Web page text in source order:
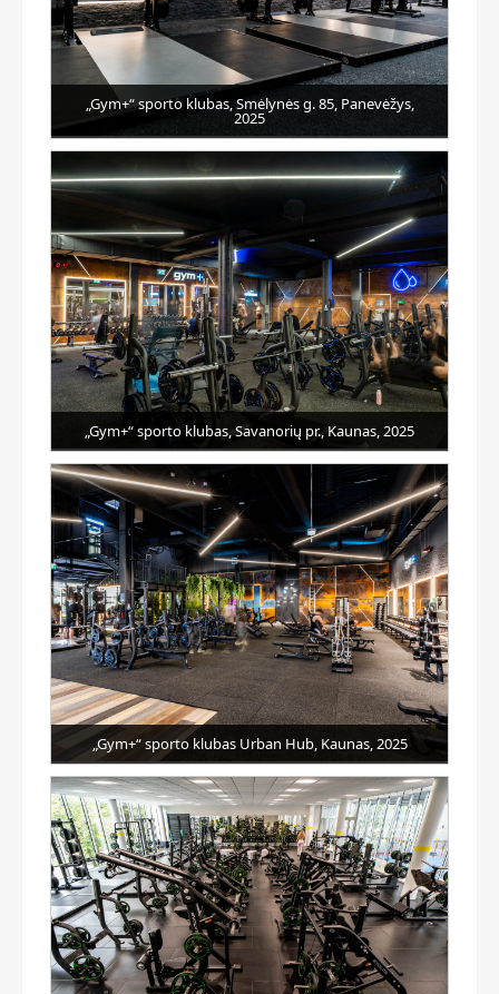
„Gym+“ sporto klubas, Smėlynės g. 85, Panevėžys,
2025
„Gym+“ sporto klubas, Savanorių pr., Kaunas, 2025
„Gym+“ sporto klubas Urban Hub, Kaunas, 2025